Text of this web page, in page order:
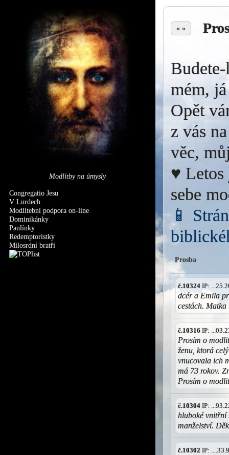
Modlitby na úmysly
Congregatio Jesu
V Lurdech
Modlitební podpora on-line
Dominikánky
Paulínky
Redemptoristky
Milosrdní bratři
« »
mém,
Opět
z vás
věc,
♥ Letos
sebe
📱
Prosba
č.10324 IP:
dcér a Emila
cestách.
č.10316 IP:
Prosím o
ženu, ktorá
vnucovala ich
má 73 rokov.
Prosím o
č.10304 IP:
hluboké vnitřní
manželství.
č.10302 IP: